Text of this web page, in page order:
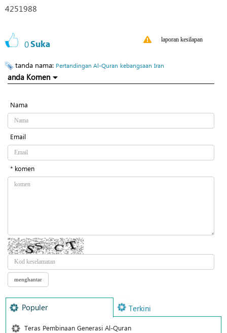
4251988
0Suka laporan kesilapan
tanda nama: Pertandingan Al-Quran kebangsaan Iran
anda Komen
Nama
Email
* komen
Populer Terkini
Teras Pembinaan Generasi Al-Quran